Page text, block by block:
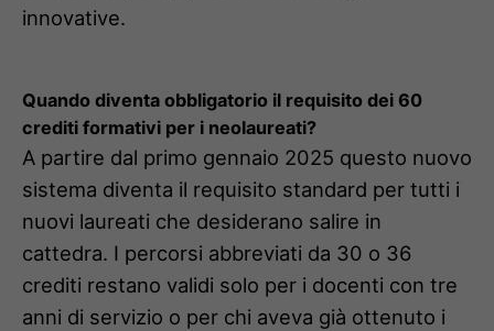
innovative.
Quando diventa obbligatorio il requisito dei 60
crediti formativi per i neolaureati?
A partire dal primo gennaio 2025 questo nuovo
sistema diventa il requisito standard per tutti i
nuovi laureati che desiderano salire in
cattedra. I percorsi abbreviati da 30 o 36
crediti restano validi solo per i docenti con tre
anni di servizio o per chi aveva già ottenuto i